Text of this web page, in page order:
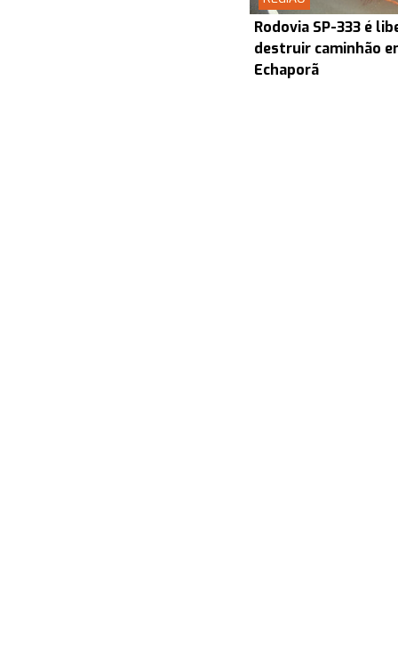
Rodovia SP-333 é
destruir caminhão
Echaporã